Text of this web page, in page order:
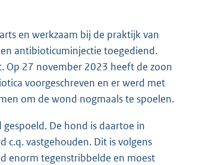
en werkzaam bij de praktijk van
antibioticuminjectie toegediend.
Op 27 november 2023 heeft de zoon
voorgeschreven en er werd met
om de wond nogmaals te spoelen.
De hond is daartoe in
c.q. vastgehouden. Dit is volgens
enorm tegenstribbelde en moest